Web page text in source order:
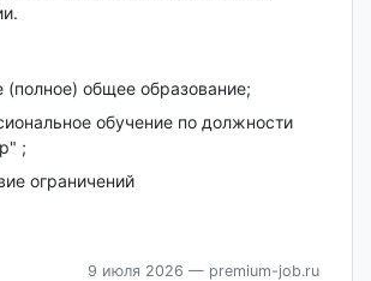
(полное) общее образование;
обучение по должности
;
ограничений
9 июля 2026 — premium-job.ru